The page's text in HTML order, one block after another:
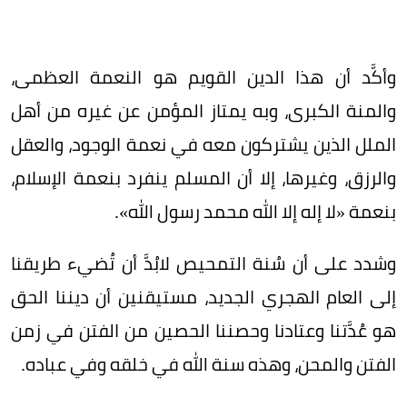
وأكَّد أن هذا الدين القويم هو النعمة العظمى،
والمنة الكبرى، وبه يمتاز المؤمن عن غيره من أهل
الملل الذين يشتركون معه في نعمة الوجود، والعقل
والرزق، وغيرها، إلا أن المسلم ينفرد بنعمة الإسلام،
بنعمة «لا إله إلا الله محمد رسول الله».
وشدد على أن سُنة التمحيص لابُدَّ أن تُضيء طريقنا
إلى العام الهجري الجديد، مستيقنين أن ديننا الحق
هو عُدَّتنا وعتادنا وحصننا الحصين من الفتن في زمن
الفتن والمحن، وهذه سنة الله في خلقه وفي عباده.